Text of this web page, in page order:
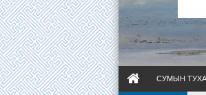
СУМЫН